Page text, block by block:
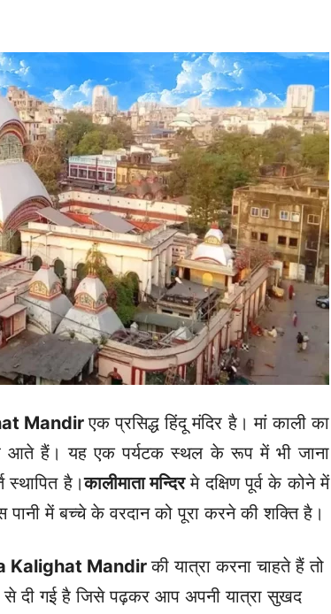
Mandirएक प्रसिद्ध हिंदू मंदिर है। मां काली का
आते हैं। यह एक पर्यटक स्थल के रूप में भी जाना
स्थापित है।कालीमाता मन्दिरमे दक्षिण पूर्व के कोने में
पानी में बच्चे के वरदान को पूरा करने की शक्ति है।
Kalighat Mandirकी यात्रा करना चाहते हैं तो
दी गई है जिसे पढ़कर आप अपनी यात्रा सुखद